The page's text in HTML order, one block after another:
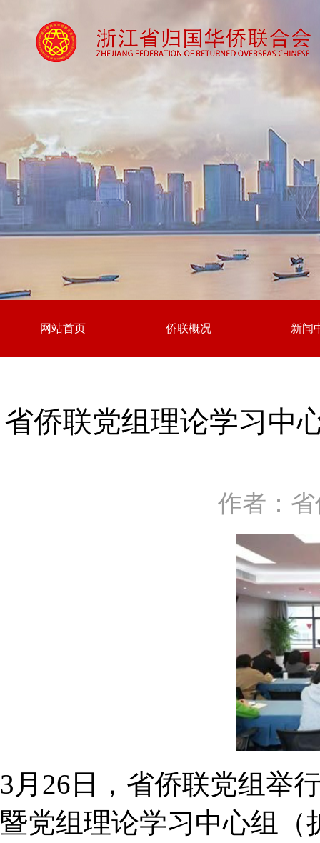
网站首页 侨联概况 新闻
省侨联党组理论学习中
作者：
3月26日，省侨联党组举
暨党组理论学习中心组（